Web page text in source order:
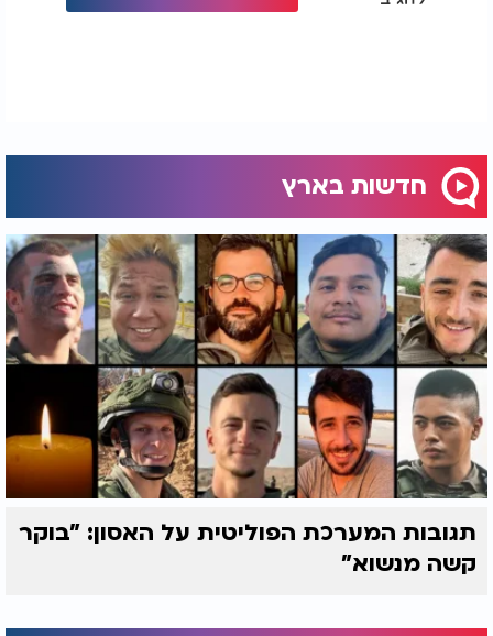
עם ישראל לאורו של הקב"ה.
חדשות בארץ
תגובות המערכת הפוליטית על האסון: "בוקר
קשה מנשוא"